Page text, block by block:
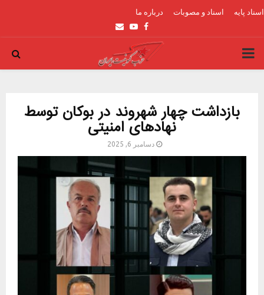
اسناد پایه اسناد و مصوبات درباره ما
Facebook
Youtube
Email
PRIMARY
بازداشت چهار شهروند در بوکان توسط
نهادهای امنیتی
دسامبر 6, 2025